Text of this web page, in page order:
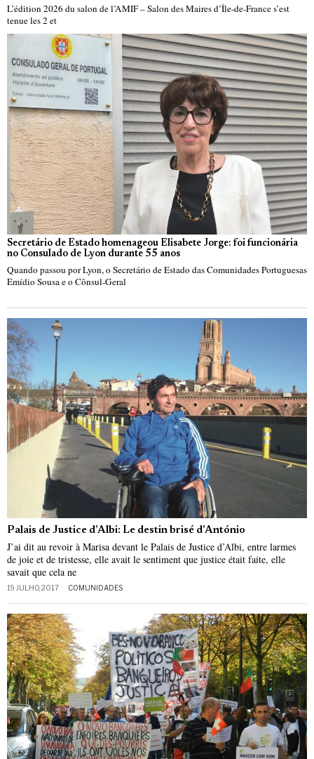
L’édition 2026 du salon de l’AMIF – Salon des Maires d’Île-de-France s’est
tenue les 2 et
Secretário de Estado homenageou Elisabete Jorge: foi funcionária
no Consulado de Lyon durante 55 anos
Quando passou por Lyon, o Secretário de Estado das Comunidades Portuguesas
Emídio Sousa e o Cônsul-Geral
Palais de Justice d’Albi: Le destin brisé d’António
J’ai dit au revoir à Marisa devant le Palais de Justice d’Albi, entre larmes
de joie et de tristesse, elle avait le sentiment que justice était faite, elle
savait que cela ne
19 JULHO, 2017 COMUNIDADES